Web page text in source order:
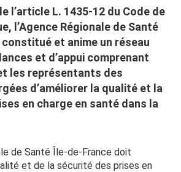
l’article L. 1435-12 du Code de
l’Agence Régionale de Santé
et anime un réseau
et d’appui comprenant
les représentants des
d’améliorer la qualité et la
en charge en santé dans la
de Santé Île-de-France doit
et de la sécurité des prises en